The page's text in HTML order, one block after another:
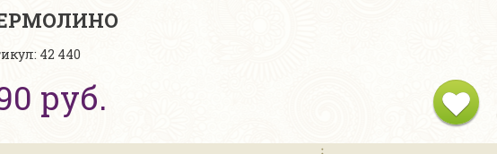
ЕРМОЛИНО
42 440
руб.